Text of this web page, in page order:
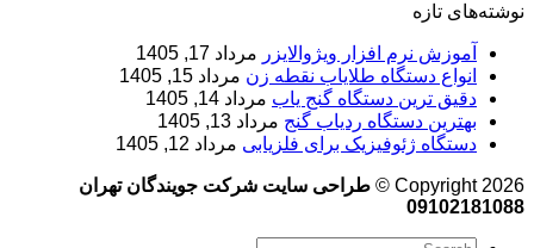
نوشته‌های تازه
آموزش نرم‌ افزار ویژوالایزر مرداد 17, 1405
انواع دستگاه طلایاب نقطه زن مرداد 15, 1405
دقیق ترین دستگاه گنج یاب مرداد 14, 1405
بهترین دستگاه ردیاب گنج مرداد 13, 1405
دستگاه ژئوفیزیک برای فلزیابی مرداد 12, 1405
Copyright 2026 ©
طراحی سایت شرکت جویندگان تهران
09102181088